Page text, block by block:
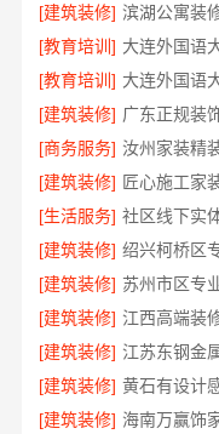
[建筑装修]
[教育培训] 大连外国语
[教育培训] 大连外国语
[建筑装修]
[商务服务]
[建筑装修]
[生活服务] 社区线下实
[建筑装修]
[建筑装修] 苏州市区专
[建筑装修]
[建筑装修]
[建筑装修] 黄石有设计
[建筑装修] 海南万赢饰